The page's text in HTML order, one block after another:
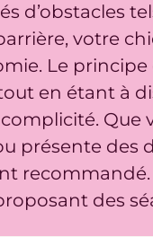
d’obstacles
votre
Le
en étant à
Que
présente des
recommandé.
des